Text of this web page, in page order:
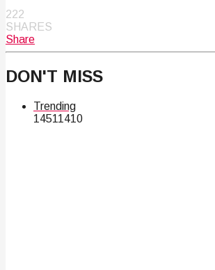
222
SHARES
Share
DON'T MISS
Trending
14511410